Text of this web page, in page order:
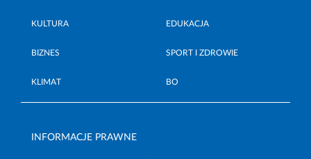
KULTURA EDUKACJA
BIZNES SPORT I ZDROWIE
KLIMAT BO
INFORMACJE PRAWNE